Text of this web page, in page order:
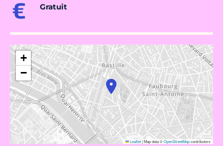
Gratuit
+
−
Leaflet|Map data ©OpenStreetMapcontributors